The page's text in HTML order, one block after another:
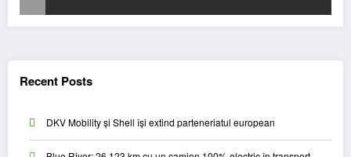
Recent Posts
DKV Mobility și Shell își extind parteneriatul european